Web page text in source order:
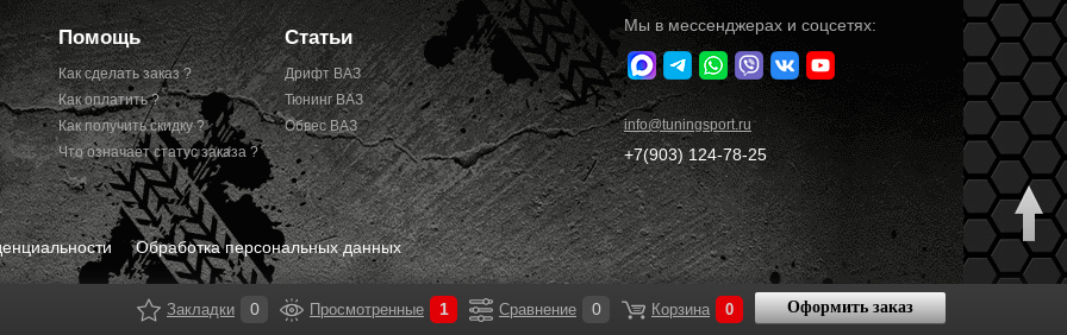
Помощь
Как сделать заказ ?
Как оплатить ?
Как получить скидку ?
Что означает статус заказа ?
Статьи
Дрифт ВАЗ
Тюнинг ВАЗ
Обвес ВАЗ
Мы в мессенджерах и соцсетях:
info@tuningsport.ru
+7(903) 124-78-25
Обработка персональных данных
Корзина 0 Оформить заказ
Сравнение 0
Просмотренные 1
Закладки 0